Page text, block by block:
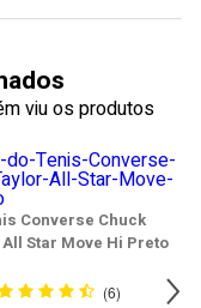
viu os produtos
Converse Chuck
Star Move Hi Preto
(6)